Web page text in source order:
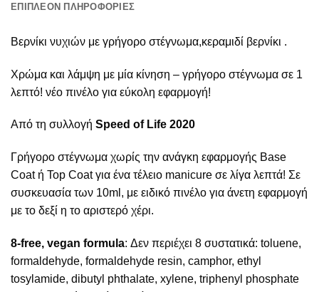
ΕΠΙΠΛΈΟΝ ΠΛΗΡΟΦΟΡΊΕΣ
Βερνίκι νυχιών με γρήγορο στέγνωμα,κεραμιδί βερνίκι .
Χρώμα και λάμψη με μία κίνηση – γρήγορο στέγνωμα σε 1
λεπτό! νέο πινέλο για εύκολη εφαρμογή!
Από τη συλλογή Speed of Life 2020
Γρήγορο στέγνωμα χωρίς την ανάγκη εφαρμογής Base
Coat ή Top Coat για ένα τέλειο manicure σε λίγα λεπτά! Σε
συσκευασία των 10ml, με ειδικό πινέλο για άνετη εφαρμογή
με το δεξί η το αριστερό χέρι.
8-free, vegan formula: Δεν περιέχει 8 συστατικά: toluene,
formaldehyde, formaldehyde resin, camphor, ethyl
tosylamide, dibutyl phthalate, xylene, triphenyl phosphate